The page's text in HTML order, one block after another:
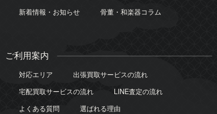
新着情報・お知らせ
骨董・和楽器コラム
ご利用案内
対応エリア
出張買取サービスの流れ
宅配買取サービスの流れ
LINE査定の流れ
よくある質問
選ばれる理由